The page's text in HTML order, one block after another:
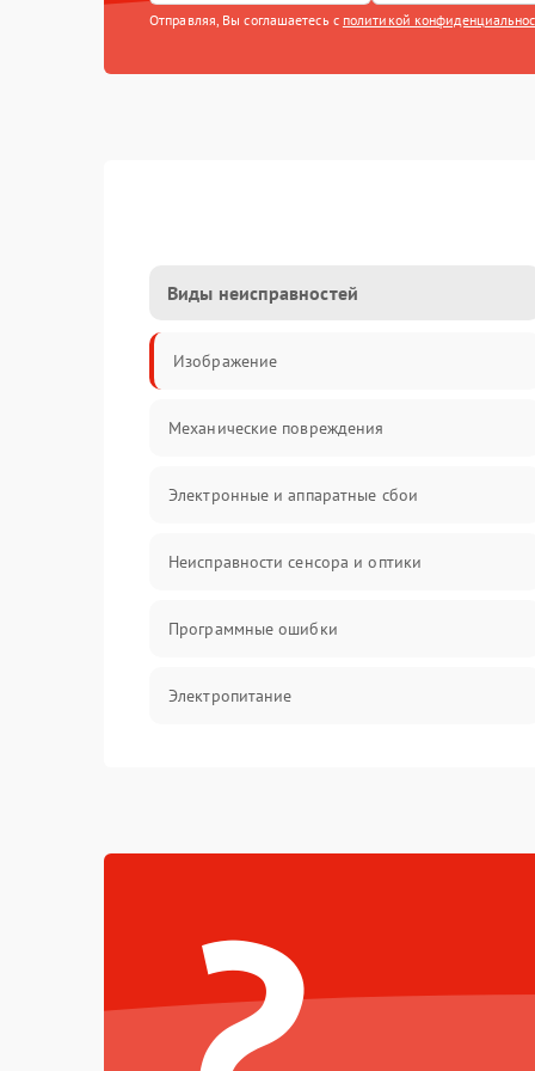
Отправляя, Вы соглашаетесь с политикой
Виды неисправностей
Изображение
Механические повреждения
Электронные и аппаратные сбои
Неисправности сенсора и оптики
Программные ошибки
Электропитание
Температурные проблемы
Сбои коммуникаций и интерфейсов